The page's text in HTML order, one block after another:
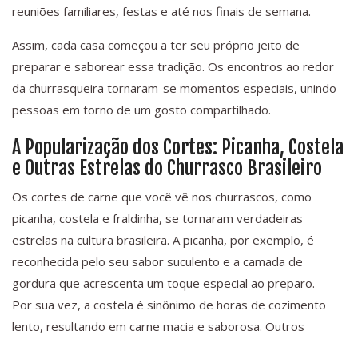
reuniões familiares, festas e até nos finais de semana.
Assim, cada casa começou a ter seu próprio jeito de
preparar e saborear essa tradição. Os encontros ao redor
da churrasqueira tornaram-se momentos especiais, unindo
pessoas em torno de um gosto compartilhado.
A Popularização dos Cortes: Picanha, Costela
e Outras Estrelas do Churrasco Brasileiro
Os cortes de carne que você vê nos churrascos, como
picanha, costela e fraldinha, se tornaram verdadeiras
estrelas na cultura brasileira. A picanha, por exemplo, é
reconhecida pelo seu sabor suculento e a camada de
gordura que acrescenta um toque especial ao preparo.
Por sua vez, a costela é sinônimo de horas de cozimento
lento, resultando em carne macia e saborosa. Outros